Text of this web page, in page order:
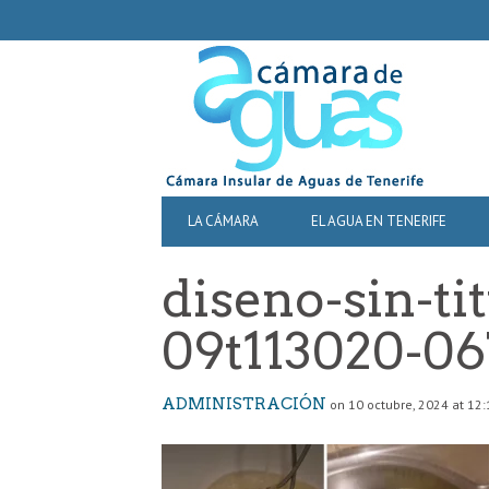
NAVIGATION
PRIMARY
NAVIGATION
LA CÁMARA EL AGUA EN TENERIFE
diseno-sin-
09t113020-
ADMINISTRACIÓN on 10 octubre, 2024 at